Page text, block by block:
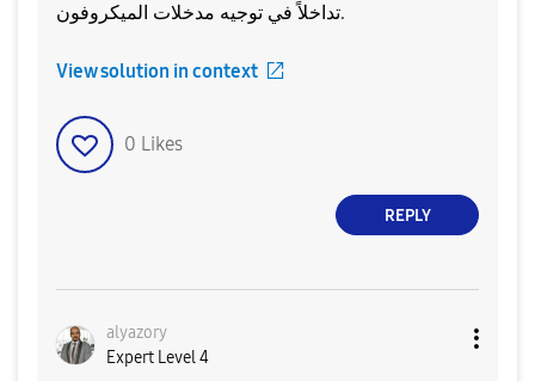
تداخلاً في توجيه مدخلات الميكروفون.
View solution in context
0 Likes
REPLY
alyazory
Expert Level 4